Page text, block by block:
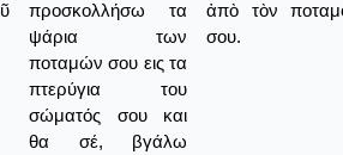
προσκολλήσω τα
ψάρια των
ποταμών σου εις τα
πτερύγια του
σώματός σου και
θα σέ, βγάλω
ἀπὸ τὸν
σου.